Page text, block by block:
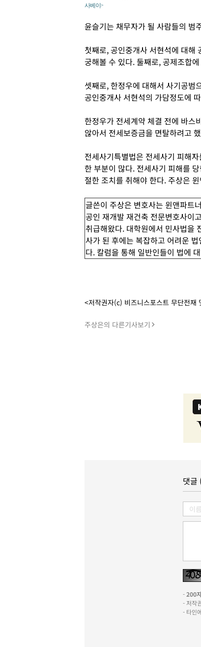
사베이>
윤슬기는 채무자가 될 사람들의 범
첫째로, 공인중개사 서현석에 대해
궁해볼 수 있다. 둘째로, 공제조합
셋째로, 한정우에 대해서 사기공범
공인중개사 서현석의 가담정도에
한정우가 전세계약 체결 전에 바스
않아서 전세보증금을 면탈하려고
전세사기특별법은 전세사기 피해
한 부분이 많다. 전세사기 피해를
절한 조치를 취해야 한다. 주상은
글쓴이 주상은 변호사는 윈앤파트
공인 재개발 재건축 전문변호사이
취급해왔다. 대학원에서 민사법을
사가 된 후에는 복잡하고 어려운
다. 칼럼을 통해 일반인들이 법에
<저작권자(c) 비즈니스포스트 무단전재
주상은의 다른기사보기
댓글
-200
- 저작
- 타인